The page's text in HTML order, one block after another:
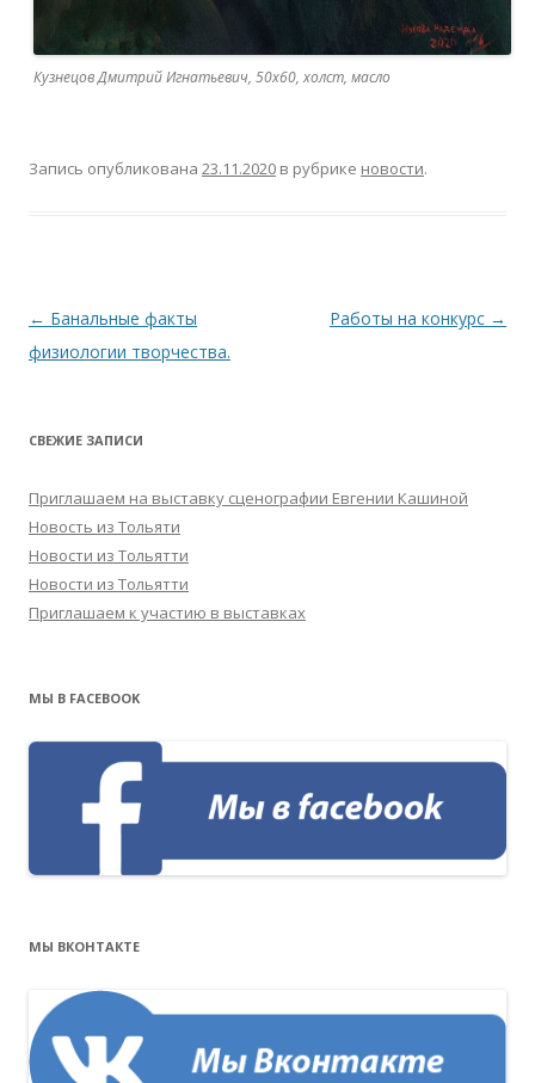
Кузнецов Дмитрий Игнатьевич, 50х60, холст, масло
Запись опубликована 23.11.2020 в рубрике новости.
Навигация
по
← Банальные факты
физиологии творчества.
Работы на конкурс →
СВЕЖИЕ ЗАПИСИ
Приглашаем на выставку сценографии Евгении Кашиной
Новость из Тольяти
Новости из Тольятти
Новости из Тольятти
Приглашаем к участию в выставках
МЫ В FACEBOOK
МЫ ВКОНТАКТЕ